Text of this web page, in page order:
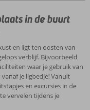
in de buurt
en ligt ten oosten van
verblijf. Bijvoorbeeld
waar je gebruik van
je ligbedje! Vanuit
en excursies in de
vervelen tijdens je